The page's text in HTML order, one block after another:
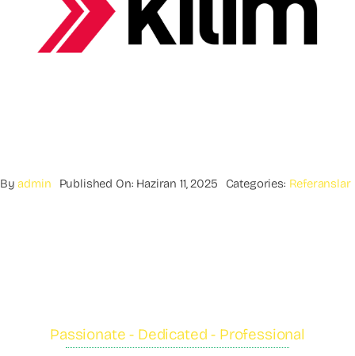
Byadmin Published On: Haziran 11, 2025 Categories: Referanslar
Passionate - Dedicated - Professional